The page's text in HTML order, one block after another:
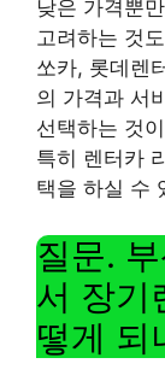
낮은 가격뿐
고려하는 것
쏘카, 롯데렌
의 가격과 서
선택하는 것
특히 렌터카
택을 하실 수
질문.
서 장기
떻게 되